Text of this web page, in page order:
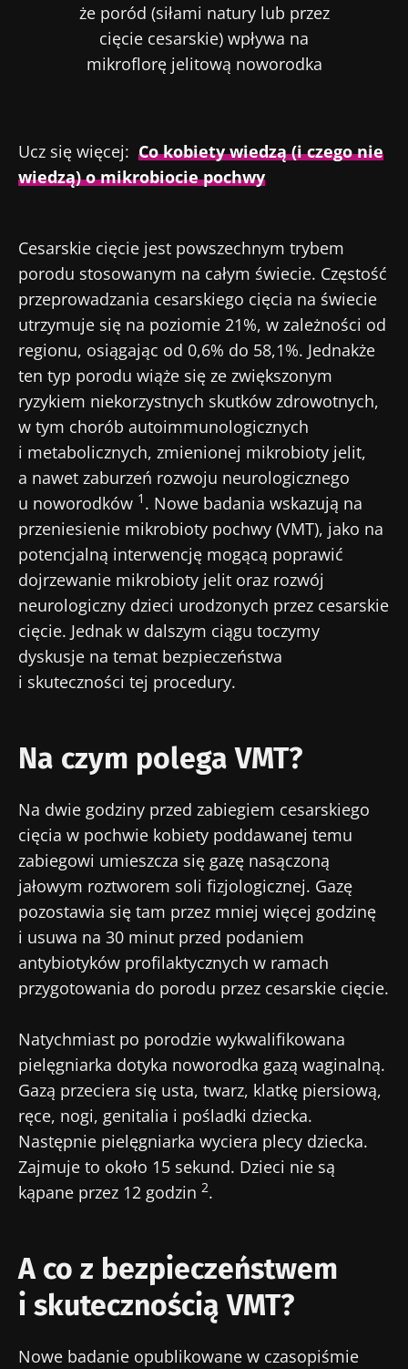
że poród (siłami natury lub przez
cięcie cesarskie) wpływa na
mikroflorę jelitową noworodka
Ucz się więcej: Co kobiety wiedzą (i czego nie
wiedzą) o mikrobiocie pochwy
Cesarskie cięcie jest powszechnym trybem
porodu stosowanym na całym świecie. Częstość
przeprowadzania cesarskiego cięcia na świecie
utrzymuje się na poziomie 21%, w zależności od
regionu, osiągając od 0,6% do 58,1%. Jednakże
ten typ porodu wiąże się ze zwiększonym
ryzykiem niekorzystnych skutków zdrowotnych,
w tym chorób autoimmunologicznych
i metabolicznych, zmienionej mikrobioty jelit,
a nawet zaburzeń rozwoju neurologicznego
u noworodków 1 . Nowe badania wskazują na
przeniesienie mikrobioty pochwy (VMT), jako na
potencjalną interwencję mogącą poprawić
dojrzewanie mikrobioty jelit oraz rozwój
neurologiczny dzieci urodzonych przez cesarskie
cięcie. Jednak w dalszym ciągu toczymy
dyskusje na temat bezpieczeństwa
i skuteczności tej procedury.
Na czym polega VMT?
Na dwie godziny przed zabiegiem cesarskiego
cięcia w pochwie kobiety poddawanej temu
zabiegowi umieszcza się gazę nasączoną
jałowym roztworem soli fizjologicznej. Gazę
pozostawia się tam przez mniej więcej godzinę
i usuwa na 30 minut przed podaniem
antybiotyków profilaktycznych w ramach
przygotowania do porodu przez cesarskie cięcie.
Natychmiast po porodzie wykwalifikowana
pielęgniarka dotyka noworodka gazą waginalną.
Gazą przeciera się usta, twarz, klatkę piersiową,
ręce, nogi, genitalia i pośladki dziecka.
Następnie pielęgniarka wyciera plecy dziecka.
Zajmuje to około 15 sekund. Dzieci nie są
kąpane przez 12 godzin 2.
A co z bezpieczeństwem
i skutecznością VMT?
Nowe badanie opublikowane w czasopiśmie